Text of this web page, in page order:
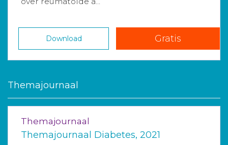
Download Gratis
Themajournaal
Themajournaal
Themajournaal Diabetes, 2021